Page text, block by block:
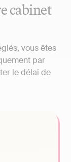
cabinet
vous êtes
par
le délai de